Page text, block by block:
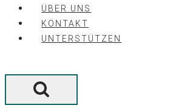
ÜBER UNS
KONTAKT
UNTERSTÜTZEN